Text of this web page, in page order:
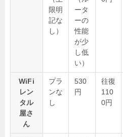
限明
記な
し）
ータ
ーの
性能
が少
し低
い）
WiFi
レン
タル
屋さ
ん
プラ
ンな
し
530
円
往復
110
0円